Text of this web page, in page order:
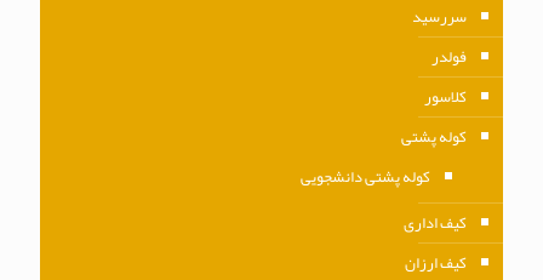
سررسید
فولدر
کلاسور
کوله پشتی
کوله پشتی دانشجویی
کیف اداری
کیف ارزان